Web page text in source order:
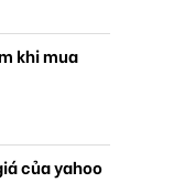
khi mua
của yahoo